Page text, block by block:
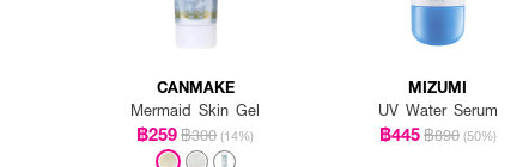
CANMAKE
Mermaid Skin Gel
฿259฿300 (14%)
MIZUMI
UV Water Serum
฿445฿890 (50%)